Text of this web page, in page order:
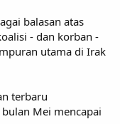
balasan atas
- dan korban -
utama di Irak
terbaru
Mei mencapai